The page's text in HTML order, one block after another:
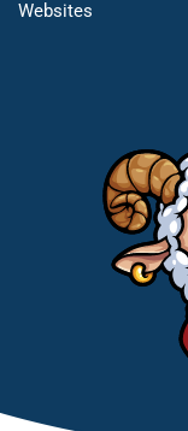
Websites